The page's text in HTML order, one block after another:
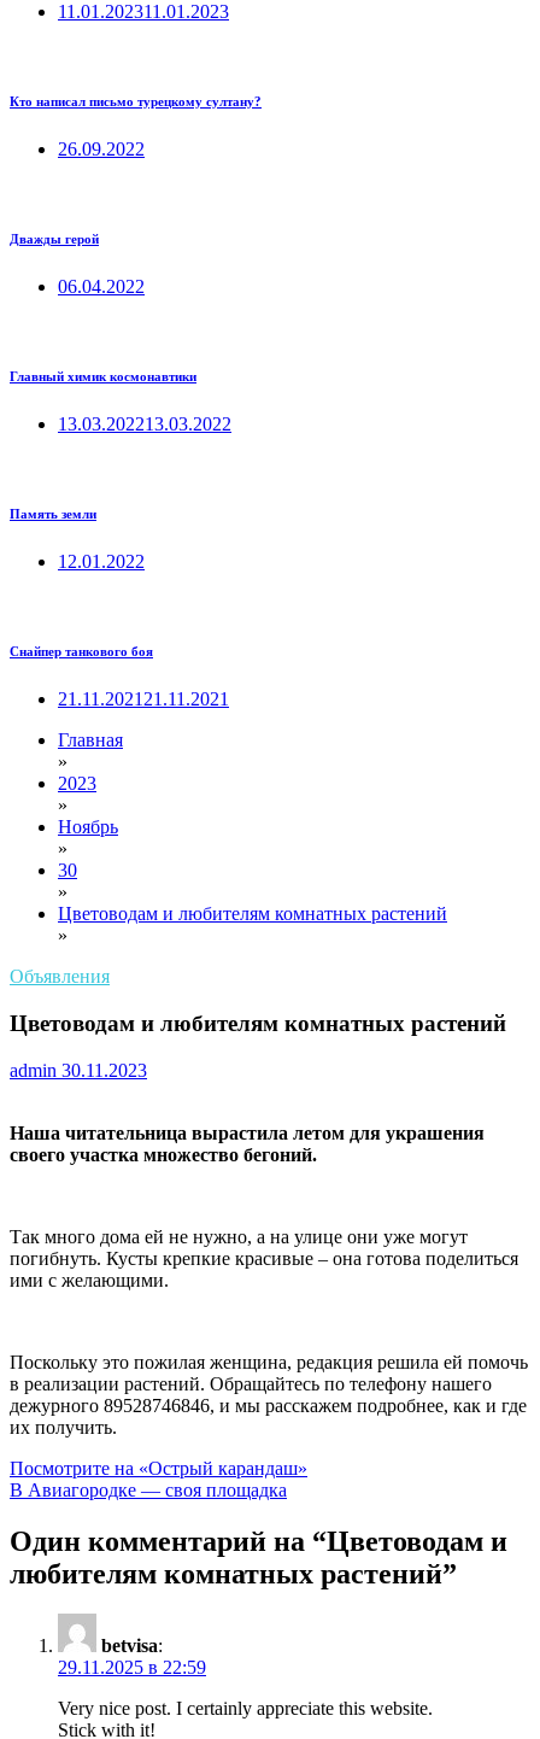
11.01.202311.01.2023
Кто написал письмо турецкому султану?
26.09.2022
Дважды герой
06.04.2022
Главный химик космонавтики
13.03.202213.03.2022
Память земли
12.01.2022
Снайпер танкового боя
21.11.2021 21.11.2021
Главная
»
2023
»
Ноябрь
»
30
»
Цветоводам и любителям комнатных растений
»
Объявления
Цветоводам и любителям комнатных растений
admin 30.11.2023
Наша читательница вырастила летом для украшения
своего участка множество бегоний.
Так много дома ей не нужно, а на улице они уже могут
погибнуть. Кусты крепкие красивые – она готова поделиться
ими с желающими.
Поскольку это пожилая женщина, редакция решила ей помочь
в реализации растений. Обращайтесь по телефону нашего
дежурного 89528746846, и мы расскажем подробнее, как и где
их получить.
Навигация
по
записям
Посмотрите на «Острый карандаш»
В Авиагородке — своя площадка
Один комментарий на “Цветоводам и
любителям комнатных растений”
betvisa:
29.11.2025 в 22:59
Very nice post. I certainly appreciate this website.
Stick with it!